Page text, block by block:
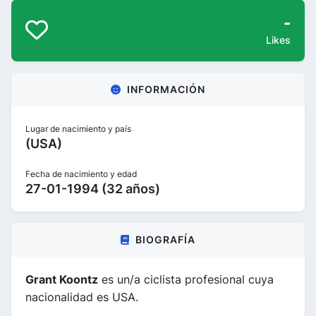
-
Likes
INFORMACIÓN
Lugar de nacimiento y país
(USA)
Fecha de nacimiento y edad
27-01-1994 (32 años)
BIOGRAFÍA
Grant Koontz es un/a ciclista profesional cuya
nacionalidad es USA.